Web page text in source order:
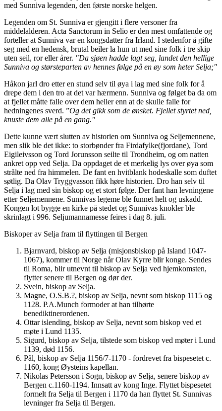
med Sunniva legenden, den første norske helgen.
Legenden om St. Sunniva er gjengitt i flere versoner fra
middelalderen. Acta Sanctorum in Selio er den mest omfattende og
fortellerat Sunniva var en kongsdatter fra Irland. I stedenfor å gifte
seg med en hedensk, brutal beiler la hun ut med sine folk i tre skip
uten seil, ror eller årer. "Da sjøen hadde lagt seg, landet den hellige
Sunniva og størsteparten av hennes følge på en øy som heter Selja;"
Håkon jarl dro etter en stund selv til øya i lag med sine folk for å
drepe dem i den tro at det var hærmenn. Sunniva og følget ba da om
at fjellet måtte falle over dem heller enn at de skulle falle for
hedningenes sverd. ”Og det gikk som de ønsket. Fjellet styrtet ned,
knuste dem alle på en gang."
Dette kunne vært slutten av historien om Sunniva og Seljemennene,
men slik ble det ikke: to storbønder fra Firdafylke(fjordane), Tord
Eigileivsson og Tord Jorunsson seilte til Trondheim, og om natten
ankret opp ved Selja. Da oppdaget de et merkelig lys over øya som
strålte ned fra himmelen. De fant en hvitblank hodeskalle som duftet
søtlig. Da Olav Tryggvasson fikk høre historien. Dro han selv til
Selja i lag med sin biskop og et stort følge. Der fant han levningene
etter Seljemennene. Sunnivas legeme ble funnet helt og uskadd.
Kongen lot bygge en kirke på stedet og Sunnivas knokler ble
skrinlagt i 996. Seljumannamesse feires i dag 8. juli.
Biskoper av Selja fram til flyttingen til Bergen
Bjarnvard, biskop av Selja (misjonsbiskop på Island 1047-
1067), kommer til Norge når Olav Kyrre blir konge. Sendes
til Roma, blir utnevnt til biskop av Selja ved hjemkomsten,
flytter senere til Bergen og dør der.
Svein, biskop av Selja.
Magne, O.S.B.?, biskop av Selja, nevnt som biskop 1115 og
1128. P.A.Munch formoder at han tilhørte
benediktinerordenen.
Ottar islending, biskop av Selja, nevnt som biskop ved et
møte i Lund 1135.
Sigurd, biskop av Selja, tilstede som biskop ved møter i Lund
1139, død 1156.
Pål, biskop av Selja 1156/7-1170 - fordrevet fra bispesetet c.
1160, kong Øysteins kapellan.
Nikolas Petersson i Sogn, biskop av Selja, senere biskop av
Bergen c.1160-1194. Innsatt av kong Inge. Flyttet bispesetet
formelt fra Selja til Bergen i 1170 da han flyttet St. Sunnivas
levninger fra Selja til Bergen.